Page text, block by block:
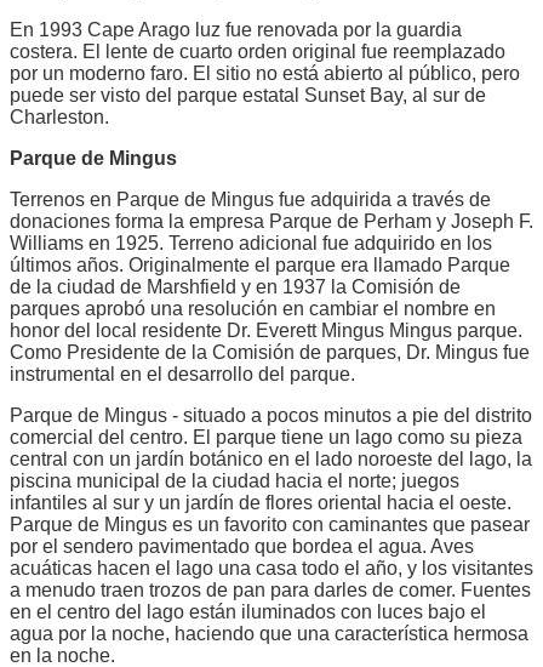
En 1993 Cape Arago luz fue renovada por la guardia
costera. El lente de cuarto orden original fue reemplazado
por un moderno faro. El sitio no está abierto al público, pero
puede ser visto del parque estatal Sunset Bay, al sur de
Charleston.
Parque de Mingus
Terrenos en Parque de Mingus fue adquirida a través de
donaciones forma la empresa Parque de Perham y Joseph F.
Williams en 1925. Terreno adicional fue adquirido en los
últimos años. Originalmente el parque era llamado Parque
de la ciudad de Marshfield y en 1937 la Comisión de
parques aprobó una resolución en cambiar el nombre en
honor del local residente Dr. Everett Mingus Mingus parque.
Como Presidente de la Comisión de parques, Dr. Mingus fue
instrumental en el desarrollo del parque.
Parque de Mingus - situado a pocos minutos a pie del distrito
comercial del centro. El parque tiene un lago como su pieza
central con un jardín botánico en el lado noroeste del lago, la
piscina municipal de la ciudad hacia el norte; juegos
infantiles al sur y un jardín de flores oriental hacia el oeste.
Parque de Mingus es un favorito con caminantes que pasear
por el sendero pavimentado que bordea el agua. Aves
acuáticas hacen el lago una casa todo el año, y los visitantes
a menudo traen trozos de pan para darles de comer. Fuentes
en el centro del lago están iluminados con luces bajo el
agua por la noche, haciendo que una característica hermosa
en la noche.